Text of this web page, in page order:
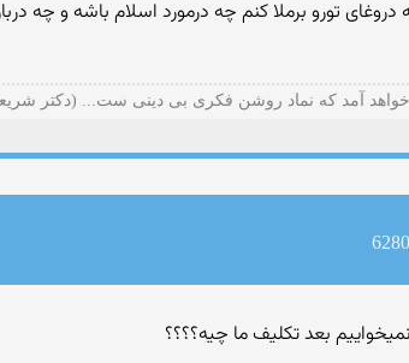
تورو برملا كنم چه درمورد اسلام باشه و چه
آمد که نماد روشن فکری بی دینی ست... (دكتر